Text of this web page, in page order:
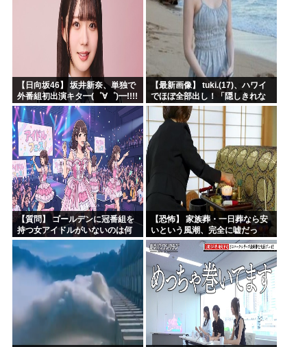
【日向坂46】 坂井新奈、単独で
外番組初出演キタ━(゜∀゜)━!!!!
【最新画像】 tuki.(17)、ハワイ
でほぼ全部出し！「隠しきれな
い美貌」とSNSざわつく
【質問】 ゴールデンに冠番組を
持つ女アイドルがいないのは何
故なのか？
【恐怖】 家族葬・一日葬なら安
いという風潮、完全に嘘だっ
た・・・・